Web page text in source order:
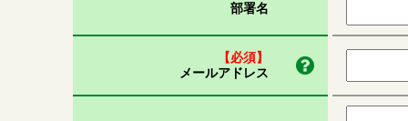
部署名
【必須】
メールアドレス